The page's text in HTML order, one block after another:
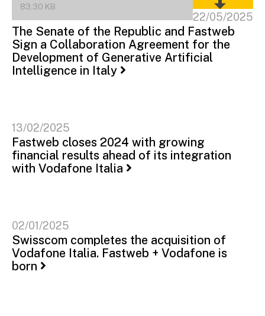
83.30 KB
22/05/2025
The Senate of the Republic and Fastweb
Sign a Collaboration Agreement for the
Development of Generative Artificial
Intelligence in Italy
13/02/2025
Fastweb closes 2024 with growing
financial results ahead of its integration
with Vodafone Italia
02/01/2025
Swisscom completes the acquisition of
Vodafone Italia. Fastweb + Vodafone is
born